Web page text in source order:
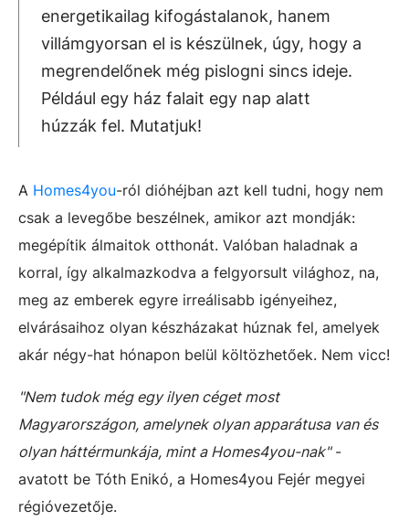
energetikailag kifogástalanok, hanem
villámgyorsan el is készülnek, úgy, hogy a
megrendelőnek még pislogni sincs ideje.
Például egy ház falait egy nap alatt
húzzák fel. Mutatjuk!
A Homes4you-ról dióhéjban azt kell tudni, hogy nem
csak a levegőbe beszélnek, amikor azt mondják:
megépítik álmaitok otthonát. Valóban haladnak a
korral, így alkalmazkodva a felgyorsult világhoz, na,
meg az emberek egyre irreálisabb igényeihez,
elvárásaihoz olyan készházakat húznak fel, amelyek
akár négy-hat hónapon belül költözhetőek. Nem vicc!
"Nem tudok még egy ilyen céget most
Magyarországon, amelynek olyan apparátusa van és
olyan háttérmunkája, mint a Homes4you-nak"-
avatott be Tóth Enikó, a Homes4you Fejér megyei
régióvezetője.